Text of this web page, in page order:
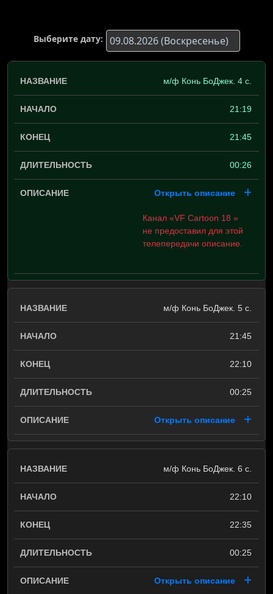
Выберите дату:
м/ф Конь БоДжек. 4 с.
21:19
21:45
00:26
Открыть описание
Канал «VF Cartoon 18 »
не предоставил для этой
телепередачи описание.
м/ф Конь БоДжек. 5 с.
21:45
22:10
00:25
Открыть описание
м/ф Конь БоДжек. 6 с.
22:10
22:35
00:25
Открыть описание